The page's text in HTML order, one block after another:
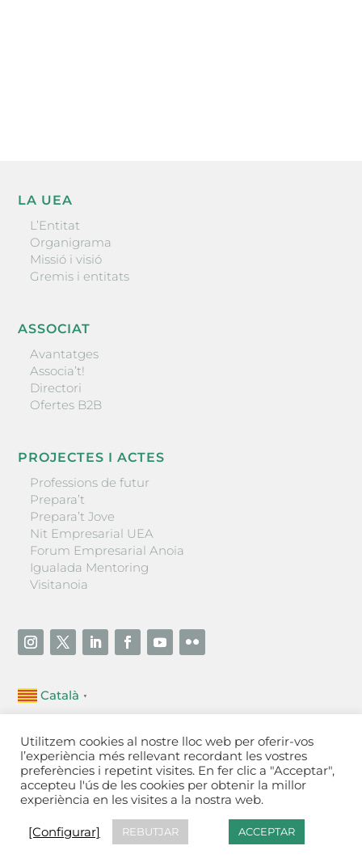
LA UEA
L’Entitat
Organigrama
Missió i visió
Gremis i entitats
ASSOCIAT
Avantatges
Associa’t!
Directori
Ofertes B2B
PROJECTES I ACTES
Professions de futur
Prepara’t
Prepara’t Jove
Nit Empresarial UEA
Forum Empresarial Anoia
Igualada Mentoring
Visitanoia
Català ▼
Unió Empresarial de l’Anoia (UEA)
Ctra. de Manresa, 131, 08700 – Igualada(Barcelona)
Tel 93 805 22 92
Contactar
de cookies [Configurar]
Fet a Igualada per Aladetres
Utilitzem cookies al nostre lloc web per oferir-vos
l’experiència més rellevant recordant les vostres
preferències i repetint visites. En fer clic a "Acceptar",
accepteu l'ús de les cookies per obtenir la millor
experiència en les visites a la nostra web.
[Configurar] REBUTJAR ACCEPTAR